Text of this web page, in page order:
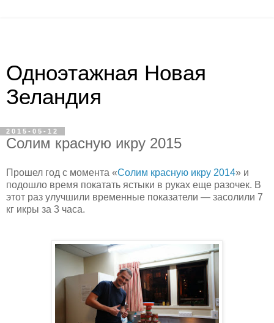
Одноэтажная Новая
Зеландия
2015-05-12
Солим красную икру 2015
Прошел год с момента «Солим красную икру 2014» и
подошло время покатать ястыки в руках еще разочек. В
этот раз улучшили временные показатели — засолили 7
кг икры за 3 часа.